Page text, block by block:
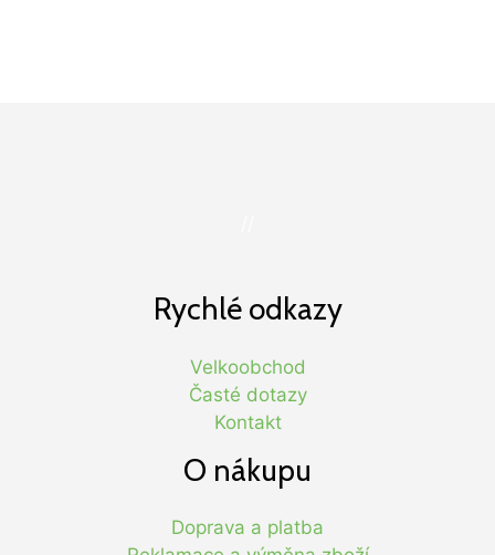
Rychlé odkazy
Velkoobchod
Časté dotazy
Kontakt
O nákupu
Doprava a platba